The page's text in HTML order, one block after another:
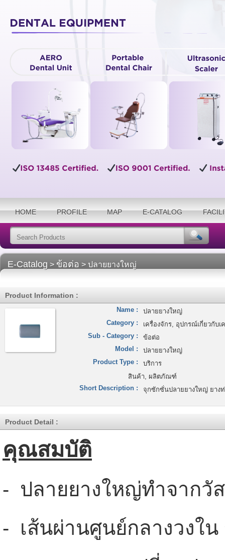
HOME PROFILE MAP E-CATALOG
E-Catalog > ข้อต่อ > ปลายยางใหญ่
Product Information :
Name :
ปลายยางใหญ่
Category :
เครื่องจักร, อุปกรณ์เกี่ยวกับเ
Sub - Category :
ข้อต่อ
Model :
ปลายยางใหญ่
Product Type :
บริการ
สินค้า, ผลิตภัณฑ์
Short Description :
จุกซักซั่นปลายยางใหญ่ ยาง
Product Detail :
คุณสมบัติ
- ปลายยางใหญ่ทำจากวั
- เส้นผ่านศูนย์กลางวงใ